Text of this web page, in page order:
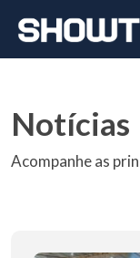
Notícias
Acompanhe as